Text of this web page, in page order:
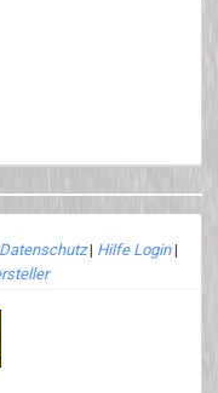
Datenschutz| Hilfe Login|